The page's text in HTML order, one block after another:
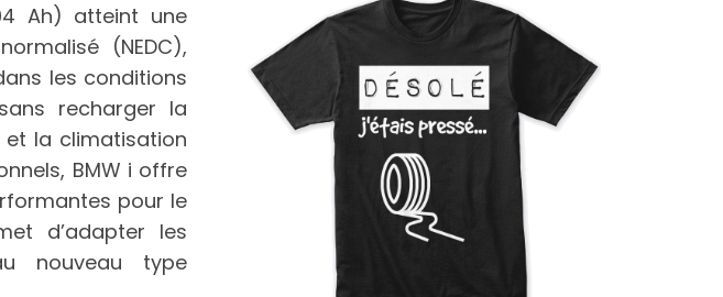
Ah) atteint une
(NEDC),
les conditions
recharger la
la climatisation
BMW i offre
pour le
d’adapter les
nouveau type